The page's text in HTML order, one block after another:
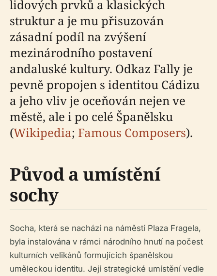
lidových prvků a klasických
struktur a je mu přisuzován
zásadní podíl na zvýšení
mezinárodního postavení
andaluské kultury. Odkaz Fally je
pevně propojen s identitou Cádizu
a jeho vliv je oceňován nejen ve
městě, ale i po celé Španělsku
(Wikipedia; Famous Composers).
Původ a umístění
sochy
Socha, která se nachází na náměstí Plaza Fragela,
byla instalována v rámci národního hnutí na počest
kulturních velikánů formujících španělskou
uměleckou identitu. Její strategické umístění vedle